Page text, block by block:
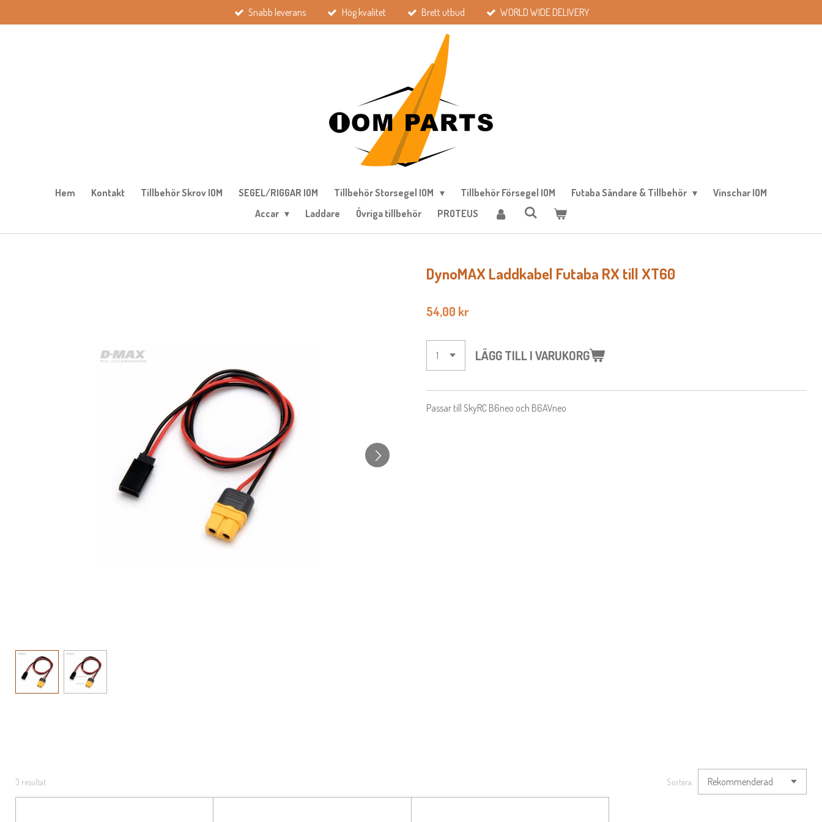
till
Snabb leverans Hög kvalitet Brett utbud WORLD WIDE DELIVERY
Hem Kontakt Tillbehör Skrov IOM SEGEL/RIGGAR IOM Tillbehör Storsegel IOM Tillbehör Försegel IOM Futaba Sändare & Tillbehör
Vinschar IOM
Accar
Laddare Övriga tillbehör PROTEUS
DynoMAX Laddkabel Futaba RX till XT60
54,00 kr
LÄGG TILL I VARUKORG
Passar till SkyRC B6neo och B6AVneo
3 resultat Sortera: